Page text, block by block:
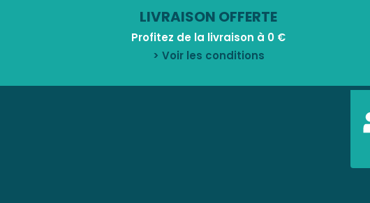
LIVRAISON OFFERTE
Profitez de la livraison à 0 €
> Voir les conditions